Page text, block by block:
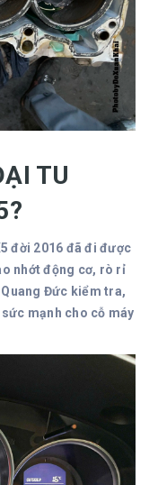
TU
đời 2016 đã đi được
nhớt động cơ, rò rỉ
Đức kiểm tra,
mạnh cho cỗ máy